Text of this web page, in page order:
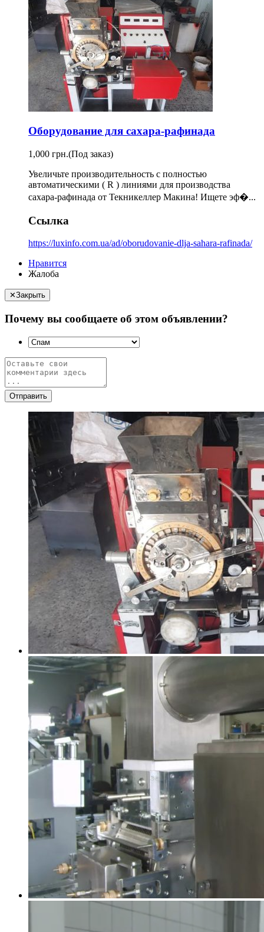
Оборудование для сахара-рафинада
1,000 грн.(Под заказ)
Увеличьте производительность с полностью
автоматическими ( R ) линиями для производства
сахара-рафинада от Текникеллер Макина! Ищете эф�...
Ссылка
https://luxinfo.com.ua/ad/oborudovanie-dlja-sahara-rafinada/
Нравится
Жалоба
✕Закрыть
Почему вы сообщаете об этом объявлении?
Отправить